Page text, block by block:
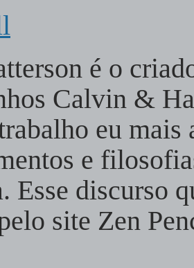
é o
Calvin &
eu
e
Esse discurso
site Zen